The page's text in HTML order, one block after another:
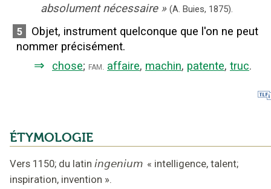
absolument nécessaire » (A. Buies, 1875).
5
Objet, instrument quelconque que l'on ne peut
nommer précisément.
⇒ chose; fam. affaire, machin, patente, truc.
ÉTYMOLOGIE
Vers 1150; du latin ingenium « intelligence, talent;
inspiration, invention ».